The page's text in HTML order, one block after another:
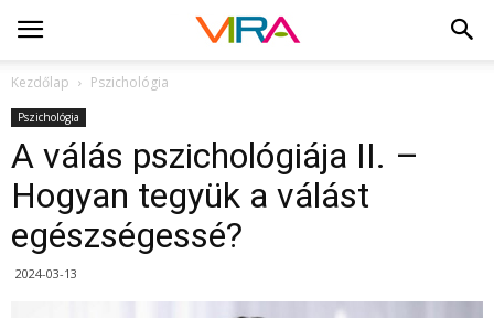
Kezdőlap Pszichológia
Pszichológia
A válás pszichológiája II. –
Hogyan tegyük a válást
egészségessé?
2024-03-13